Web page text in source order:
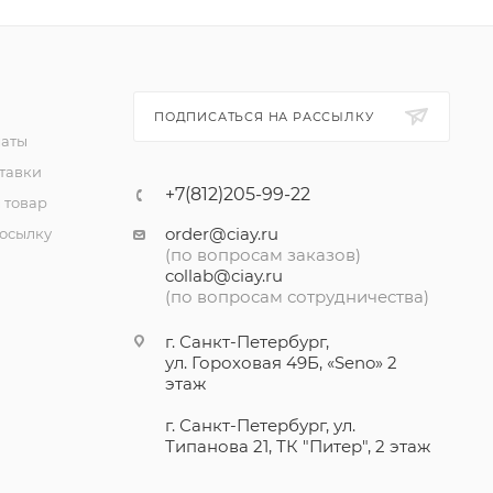
товар
ПОДПИСАТЬСЯ НА РАССЫЛКУ
+7(812)205-99-22
order@ciay.ru
(по вопросам заказов)
collab@ciay.ru
(по вопросам сотрудничества)
г. Санкт-Петербург,
ул. Гороховая 49Б, «Seno» 2
этаж
г. Санкт-Петербург, ул.
Типанова 21, ТК "Питер", 2 этаж